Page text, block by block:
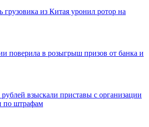
грузовика из Китая уронил ротор на
поверила в розыгрыш призов от банка и
взыскали приставы с организации
по штрафам